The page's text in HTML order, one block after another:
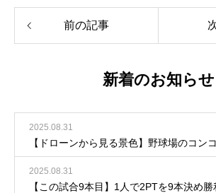
前の記事
新着のお知らせ
2025.08.31
【ドローンから見る景色】野球場のコン
2025.08.31
【この試合9本目】1人で2PTを9本決め勝